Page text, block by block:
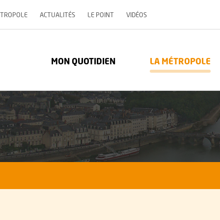
ACTUALITÉS LE POINT VIDÉOS, OUVRE UNE NOUVELLE
Métropole - Communauté urbaine : Retour à l'accueil
MON QUOTIDIEN LA MÉTROPOLE